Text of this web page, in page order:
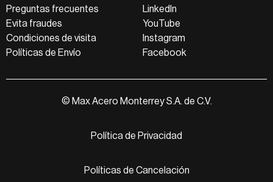
Preguntas frecuentes
Evita fraudes
Condiciones de visita
Políticas de Envío
LinkedIn
YouTube
Instagram
Facebook
© Max Acero Monterrey S.A. de C.V.
Política de Privacidad
Políticas de Cancelación